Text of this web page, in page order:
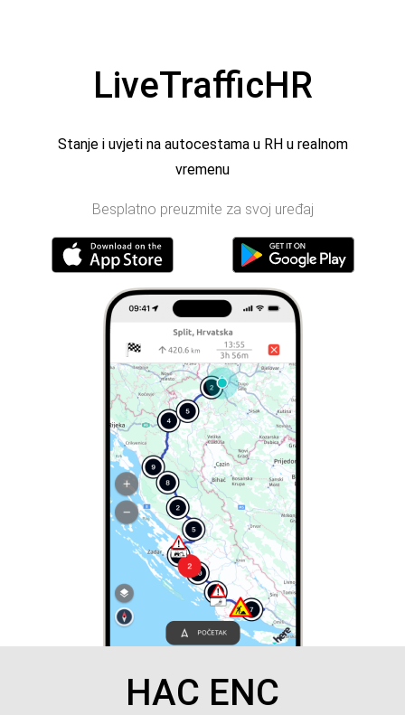
LiveTrafficHR
Stanje i uvjeti na autocestama u RH u realnom
vremenu
Besplatno preuzmite za svoj uređaj
HAC ENC